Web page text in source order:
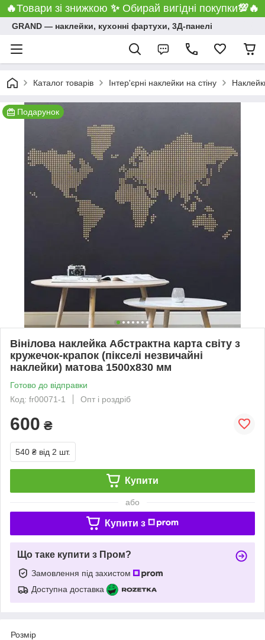
🔥Товари зі знижкою ✨ Обирай вигідні покупки💯🔥
GRAND ― наклейки, кухонні фартухи, 3Д-панелі
Каталог товарів Інтер'єрні наклейки на стіну
Подарунок
Вінілова наклейка Абстрактна карта світу з
кружечок-крапок (пікселі незвичайні
наклейки) матова 1500х830 мм
Готово до відправки
Код: fr00071-1
Опт і роздріб
600 ₴
540 ₴ від 2 шт.
Купити
або
Купити з
Що таке купити з Пром?
Замовлення під захистом
Доступна доставка
Розмір